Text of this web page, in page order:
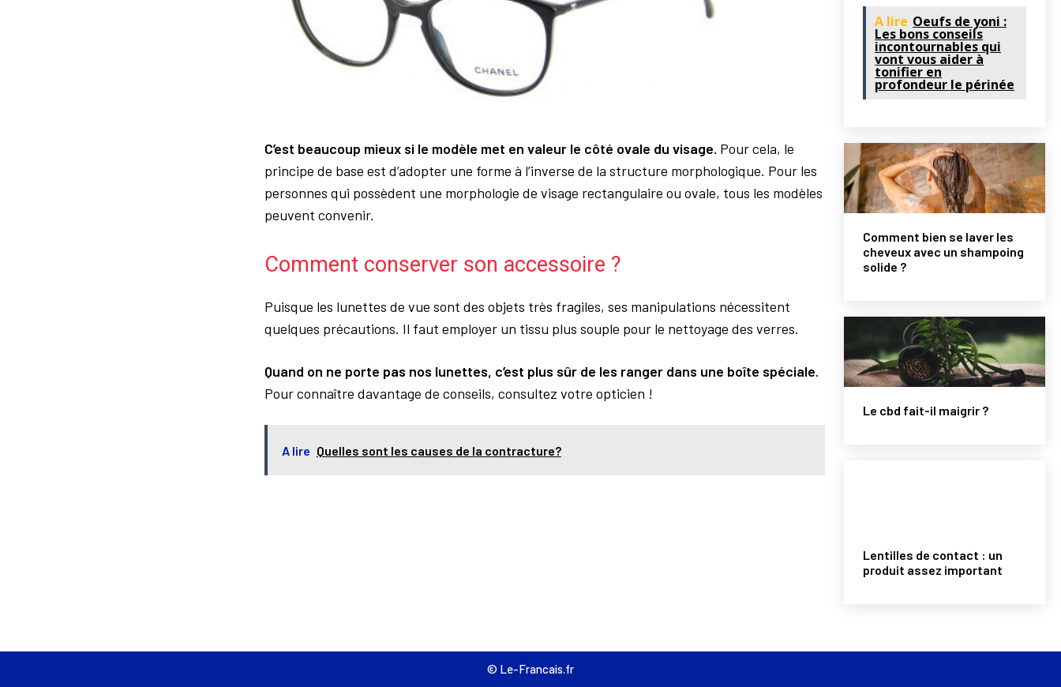
C’est beaucoup mieux si le modèle met en valeur le côté ovale du visage. Pour cela, le
principe de base est d’adopter une forme à l’inverse de la structure morphologique. Pour les
personnes qui possèdent une morphologie de visage rectangulaire ou ovale, tous les modèles
peuvent convenir.
Comment conserver son accessoire ?
Puisque les lunettes de vue sont des objets très fragiles, ses manipulations nécessitent
quelques précautions. Il faut employer un tissu plus souple pour le nettoyage des verres.
Quand on ne porte pas nos lunettes, c’est plus sûr de les ranger dans une boîte spéciale.
Pour connaître davantage de conseils, consultez votre opticien !
A lire Quelles sont les causes de la contracture?
A lire Oeufs de yoni :
Les bons conseils
incontournables qui
vont vous aider à
tonifier en
profondeur le périnée
Comment bien se laver les
cheveux avec un shampoing
solide ?
Le cbd fait-il maigrir ?
Lentilles de contact : un
produit assez important
© Le-Francais.fr